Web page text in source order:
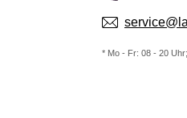
* Mo - Fr: 08 - 20